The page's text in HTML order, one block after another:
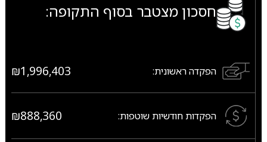
חסכון מצטבר בסוף התקופה:
הפקדה ראשונית: ₪1,996,403
הפקדות חודשיות שוטפות: ₪888,360